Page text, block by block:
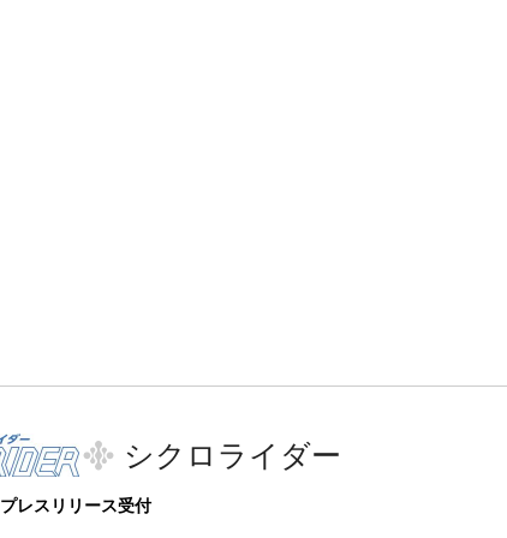
シクロライダー
プレスリリース受付